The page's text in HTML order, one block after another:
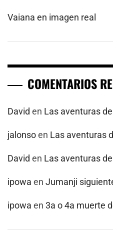
Vaiana en imagen real
COMENTARIOS
David en Las aventuras
jalonsoen Las aventuras
David en Las aventuras
ipowa en Jumanji
ipowa en 3a o 4a muerte